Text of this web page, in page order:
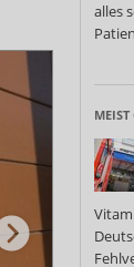
alles
MEIST